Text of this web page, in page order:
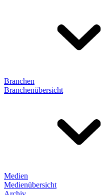
Branchen
Branchenübersicht
Medien
Medienübersicht